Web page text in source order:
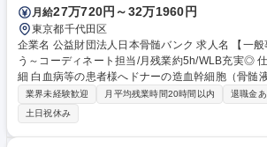
月給27万720円～32万1960円
東京都千代田区
企業名 公益財団法人日本骨髄バンク 求人名 【一般事務】～患者の命を救
う～コーディネート担当/月残業約5h/WLB充実◎ 仕事の内容 職務概要/詳
細 白血病等の患者様へドナーの造血幹細胞（骨髄
植されるまでのプロセスを一貫して管理・サポー
な業務です。【詳細】 ■ドナーおよび患者様の移植実施 に向けた
整・進捗管理 ■医療機関や関係各所との連絡・調整
等）■各種申請書類の作成、専用システムへのデー
業界未経験歓迎 月平均残業時間20時間以内 退職金あ
土日祝休み